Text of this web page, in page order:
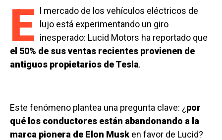
E
l mercado de los vehículos eléctricos de
lujo está experimentando un giro
inesperado: Lucid Motors ha reportado que
el 50% de sus ventas recientes provienen de
antiguos propietarios de Tesla.
Este fenómeno plantea una pregunta clave: ¿por
qué los conductores están abandonando a la
marca pionera de Elon Musk en favor de Lucid?